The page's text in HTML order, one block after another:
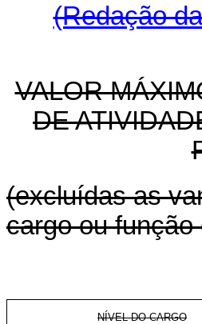
(Redação
VALOR
DE
(excluídas as
cargo ou
NÍVEL DO CARGO